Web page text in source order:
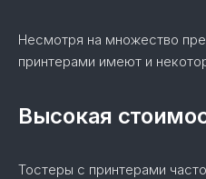
Несмотря на множество
принтерами имеют и
Высокая
Тостеры с принтерами